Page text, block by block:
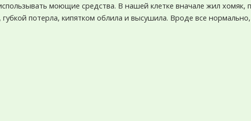
моющие средства. В нашей клетке вначале жил хомяк,
потерла, кипятком облила и высушила. Вроде все